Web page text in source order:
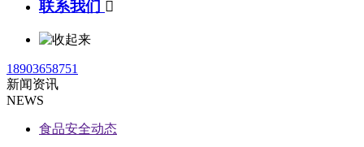
联系我们 
18903658751
新闻资讯
NEWS
食品安全动态